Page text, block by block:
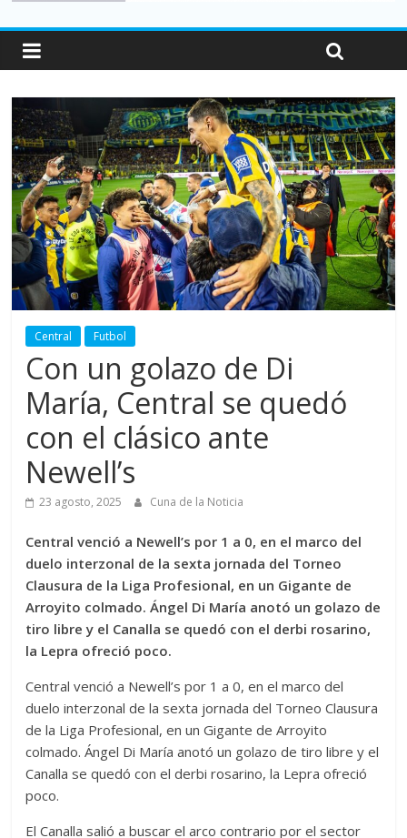
Central Futbol
Con un golazo de Di
María, Central se quedó
con el clásico ante
Newell’s
23 agosto, 2025 Cuna de la Noticia
Central venció a Newell’s por 1 a 0, en el marco del
duelo interzonal de la sexta jornada del Torneo
Clausura de la Liga Profesional, en un Gigante de
Arroyito colmado. Ángel Di María anotó un golazo de
tiro libre y el Canalla se quedó con el derbi rosarino,
la Lepra ofreció poco.
Central venció a Newell’s por 1 a 0, en el marco del
duelo interzonal de la sexta jornada del Torneo Clausura
de la Liga Profesional, en un Gigante de Arroyito
colmado. Ángel Di María anotó un golazo de tiro libre y el
Canalla se quedó con el derbi rosarino, la Lepra ofreció
poco.
El Canalla salió a buscar el arco contrario por el sector